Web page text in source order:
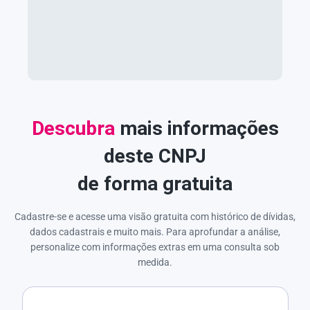
Descubra mais informações
deste CNPJ
de forma gratuita
Cadastre-se e acesse uma visão gratuita com histórico de dívidas,
dados cadastrais e muito mais. Para aprofundar a análise,
personalize com informações extras em uma consulta sob
medida.